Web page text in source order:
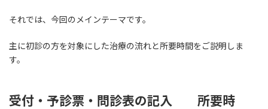
それでは、今回のメインテーマです。
主に初診の方を対象にした治療の流れと所要時間をご説明しま
す。
受付・予診票・問診表の記入 所要時